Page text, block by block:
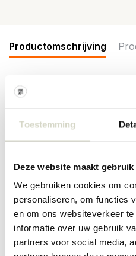
Toestemming
Deze website maakt
We gebruiken cookies om
personaliseren, om functies
en om ons websiteverkeer
informatie over uw gebruik
partners voor social media,
Productomschrijving
De Bloomingville Aston
tafeldecoraties. De set bestaat
Inhoud: 350ml
Materiaal: glas
Kleur: brons
Overige: Niet geschikt voor in de